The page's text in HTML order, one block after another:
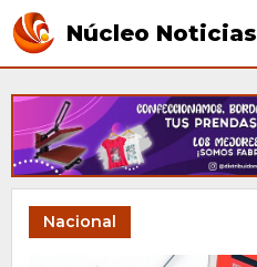
Núcleo Noticias
Nacional